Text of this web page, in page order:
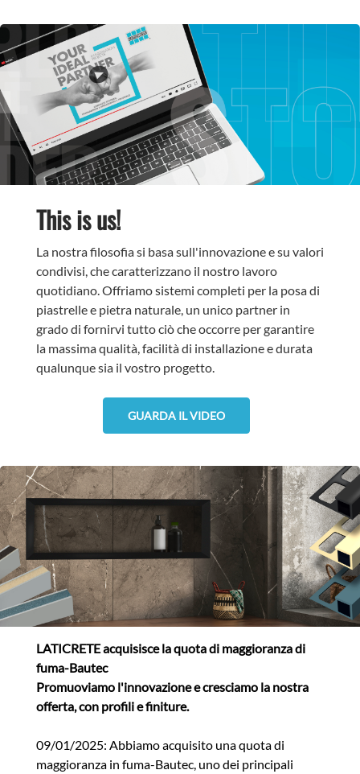
This is us!
La nostra filosofia si basa sull'innovazione e su valori
condivisi, che caratterizzano il nostro lavoro
quotidiano. Offriamo sistemi completi per la posa di
piastrelle e pietra naturale, un unico partner in
grado di fornirvi tutto ciò che occorre per garantire
la massima qualità, facilità di installazione e durata
qualunque sia il vostro progetto.
GUARDA IL VIDEO
LATICRETE acquisisce la quota di maggioranza di
fuma-Bautec
Promuoviamo l'innovazione e cresciamo la nostra
offerta, con profili e finiture.
09/01/2025: Abbiamo acquisito una quota di
maggioranza in fuma-Bautec, uno dei principali